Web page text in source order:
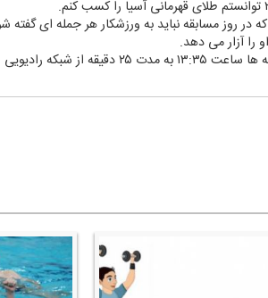
در روز مسابقه نباید به ورزشكار هر جمله ای گفته
را آزار می دهد.
برنامه روانشناسی ورزشی، با اجرای دكتر خسرو حمزه، كاری از گروه علوم ورزشی است كه سه